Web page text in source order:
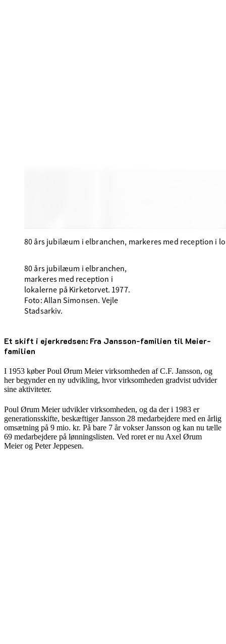
80 års jubilæum i elbranchen, markeres med reception i
80 års jubilæum i elbranchen,
markeres med reception i
lokalerne på Kirketorvet. 1977.
Foto: Allan Simonsen. Vejle
Stadsarkiv.
Et skift i ejerkredsen: Fra Jansson-familien til Meier-
familien
I 1953 køber Poul Ørum Meier virksomheden af C.F. Jansson, og
her begynder en ny udvikling, hvor virksomheden gradvist udvider
sine aktiviteter.
Poul Ørum Meier udvikler virksomheden, og da der i 1983 er
generationsskifte, beskæftiger Jansson 28 medarbejdere med en årlig
omsætning på 9 mio. kr. På bare 7 år vokser Jansson og kan nu tælle
69 medarbejdere på lønningslisten. Ved roret er nu Axel Ørum
Meier og Peter Jeppesen.